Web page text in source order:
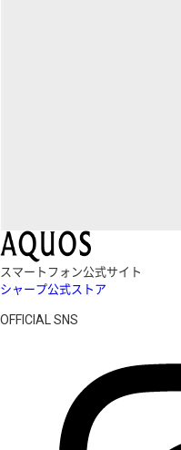
スマートフォン公式サイト
シャープ公式ストア
OFFICIAL SNS